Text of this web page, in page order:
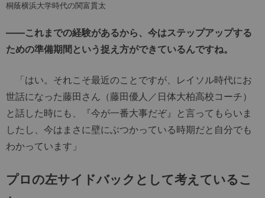
桐蔭横浜大学時代の関富貫太
――これまでの経験があるから、今はステップアップする
ための準備期間という捉え方ができているんですね。
「はい。それこそ最近のことですが、レイソル時代にお
世話になった藤田さん（藤田優人／日体大柏高校コーチ）
と話した時にも、『今が一番大事だぞ』と言ってもらいま
したし、今はまさに壁にぶつかっている時期だと自分でも
わかっています」
プロの左サイドバックとして考えているこ